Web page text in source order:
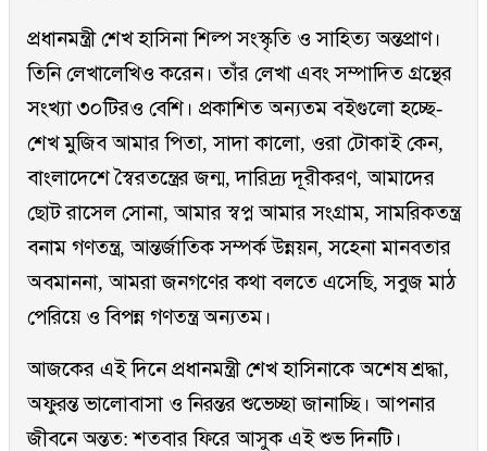
প্রধানমন্ত্রী শেখ হাসিনা শিল্প সংস্কৃতি ও সাহিত্য অন্তপ্রাণ।
তিনি লেখালেখিও করেন। তাঁর লেখা এবং সম্পাদিত গ্রন্থের
সংখ্যা ৩০টিরও বেশি। প্রকাশিত অন্যতম বইগুলো হচ্ছে-
শেখ মুজিব আমার পিতা, সাদা কালো, ওরা টোকাই কেন,
বাংলাদেশে স্বৈরতন্ত্রের জন্ম, দারিদ্র্য দূরীকরণ, আমাদের
ছোট রাসেল সোনা, আমার স্বপ্ন আমার সংগ্রাম, সামরিকতন্ত্র
বনাম গণতন্ত্র, আন্তর্জাতিক সম্পর্ক উন্নয়ন, সহেনা মানবতার
অবমাননা, আমরা জনগণের কথা বলতে এসেছি, সবুজ মাঠ
পেরিয়ে ও বিপন্ন গণতন্ত্র অন‍্যতম।
আজকের এই দিনে প্রধানমন্ত্রী শেখ হাসিনাকে অশেষ শ্রদ্ধা,
অফুরন্ত ভালোবাসা ও নিরন্তর শুভেচ্ছা জানাচ্ছি। আপনার
জীবনে অন্তত: শতবার ফিরে আসুক এই শুভ দিনটি।